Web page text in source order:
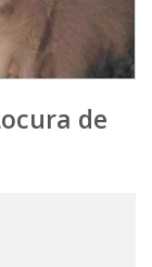
de